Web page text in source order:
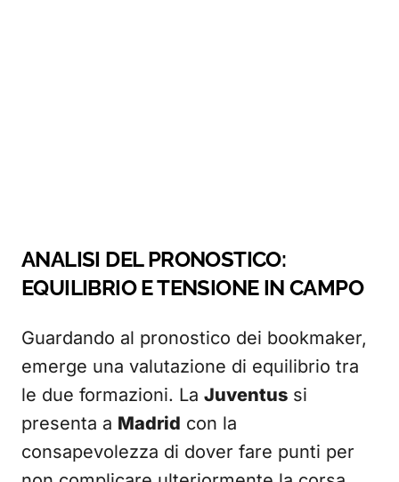
ANALISI DEL PRONOSTICO:
EQUILIBRIO E TENSIONE IN CAMPO
Guardando al pronostico dei bookmaker,
emerge una valutazione di equilibrio tra
le due formazioni. La Juventus si
presenta a Madrid con la
consapevolezza di dover fare punti per